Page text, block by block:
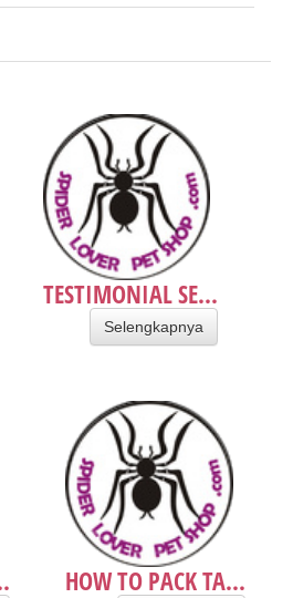
TESTIMONIAL SE...
Selengkapnya
HOW TO PACK TA...